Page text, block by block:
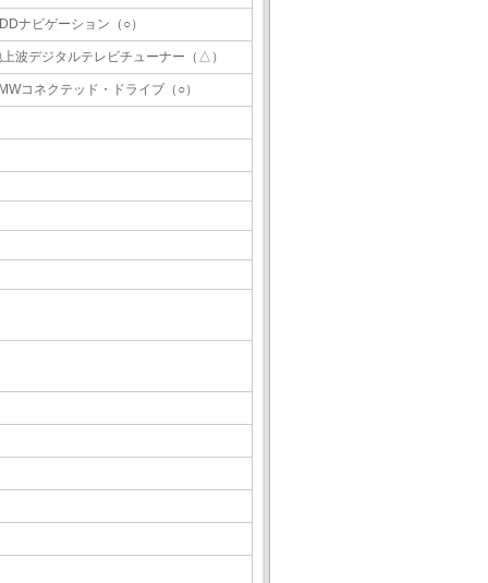
ナビゲーション（○）
波デジタルテレビチューナー（△）
コネクテッド・ドライブ（○）